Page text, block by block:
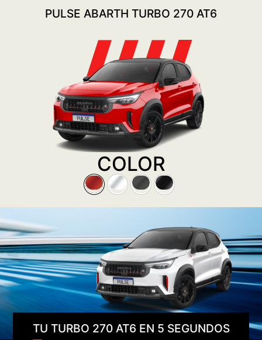
PULSE ABARTH TURBO 270 AT6
COLOR
TU TURBO 270 AT6 EN 5 SEGUNDOS